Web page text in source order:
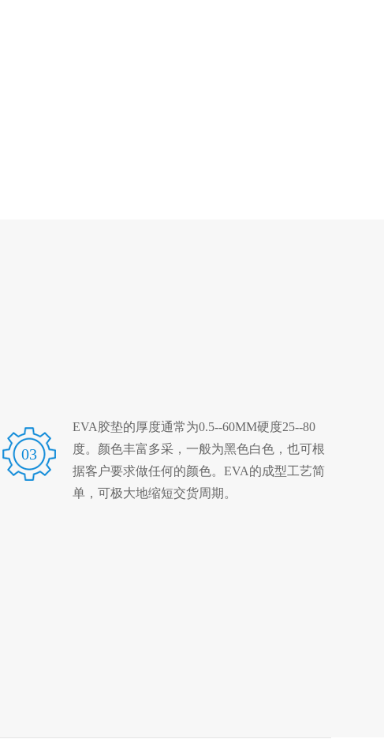
03
EVA胶垫的厚度通常为0.5--60MM硬度25--80
度。颜色丰富多采，一般为黑色白色，也可根
据客户要求做任何的颜色。EVA的成型工艺简
单，可极大地缩短交货周期。